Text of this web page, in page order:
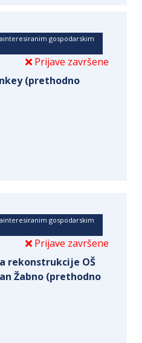
gospodarskim
Prijave završene
(prethodno
gospodarskim
Prijave završene
rekonstrukcije OŠ
Žabno (prethodno